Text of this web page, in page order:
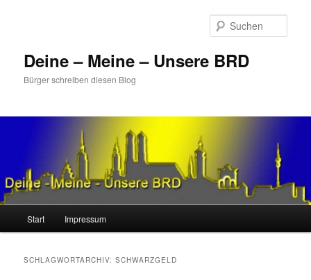
Deine – Meine – Unsere BRD
Bürger schreiben diesen Blog
Start Impressum
SCHLAGWORTARCHIV:SCHWARZGELD